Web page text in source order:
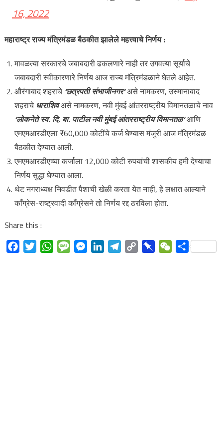
16, 2022
महाराष्ट्र राज्य मंत्रिमंडळ बैठकीत झालेले महत्त्वाचे निर्णय :
मावळत्या सरकारचे जबाबदारी ढकलणारे नाही तर उगवत्या सूर्याचे
जबाबदारी स्वीकारणारे निर्णय आज राज्य मंत्रिमंडळाने घेतले आहेत.
औरंगाबाद शहराचे ‘छत्रपती संभाजीनगर‘असे नामकरण, उस्मानाबाद
शहराचे धाराशिवअसे नामकरण, नवी मुंबई आंतरराष्ट्रीय विमानतळाचे नाव
‘लोकनेते स्व. दि. बा. पाटील नवी मुंबई आंतरराष्ट्रीय विमानतळ‘आणि
एमएमआरडीएला ₹60,000 कोटींचे कर्ज घेण्यास मंजुरी आज मंत्रिमंडळ
बैठकीत देण्यात आली.
एमएमआरडीएच्या कर्जाला 12,000 कोटी रुपयांची शासकीय हमी देण्याचा
निर्णय सुद्धा घेण्यात आला.
थेट नगराध्यक्ष निवडीत पैशाची खेळी करता येत नाही, हे लक्षात आल्याने
काँग्रेस-राष्ट्रवादी काँग्रेसने तो निर्णय रद्द ठरविला होता.
Share this :
FacebookTwitterWhatsAppMessageMessengerLinkedInTelegram
Copy
PinboardWeChatShare